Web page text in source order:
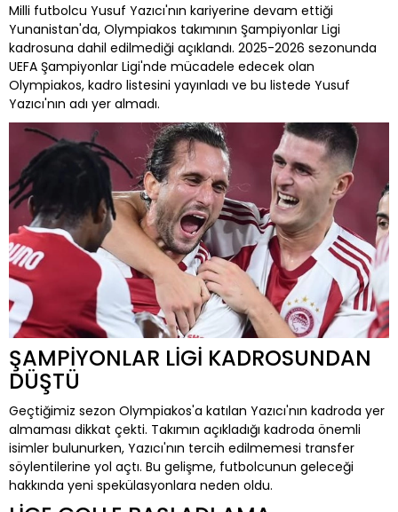
Milli futbolcu Yusuf Yazıcı'nın kariyerine devam ettiği
Yunanistan'da, Olympiakos takımının Şampiyonlar Ligi
kadrosuna dahil edilmediği açıklandı. 2025-2026 sezonunda
UEFA Şampiyonlar Ligi'nde mücadele edecek olan
Olympiakos, kadro listesini yayınladı ve bu listede Yusuf
Yazıcı'nın adı yer almadı.
ŞAMPİYONLAR LİGİ KADROSUNDAN
DÜŞTÜ
Geçtiğimiz sezon Olympiakos'a katılan Yazıcı'nın kadroda yer
almaması dikkat çekti. Takımın açıkladığı kadroda önemli
isimler bulunurken, Yazıcı'nın tercih edilmemesi transfer
söylentilerine yol açtı. Bu gelişme, futbolcunun geleceği
hakkında yeni spekülasyonlara neden oldu.